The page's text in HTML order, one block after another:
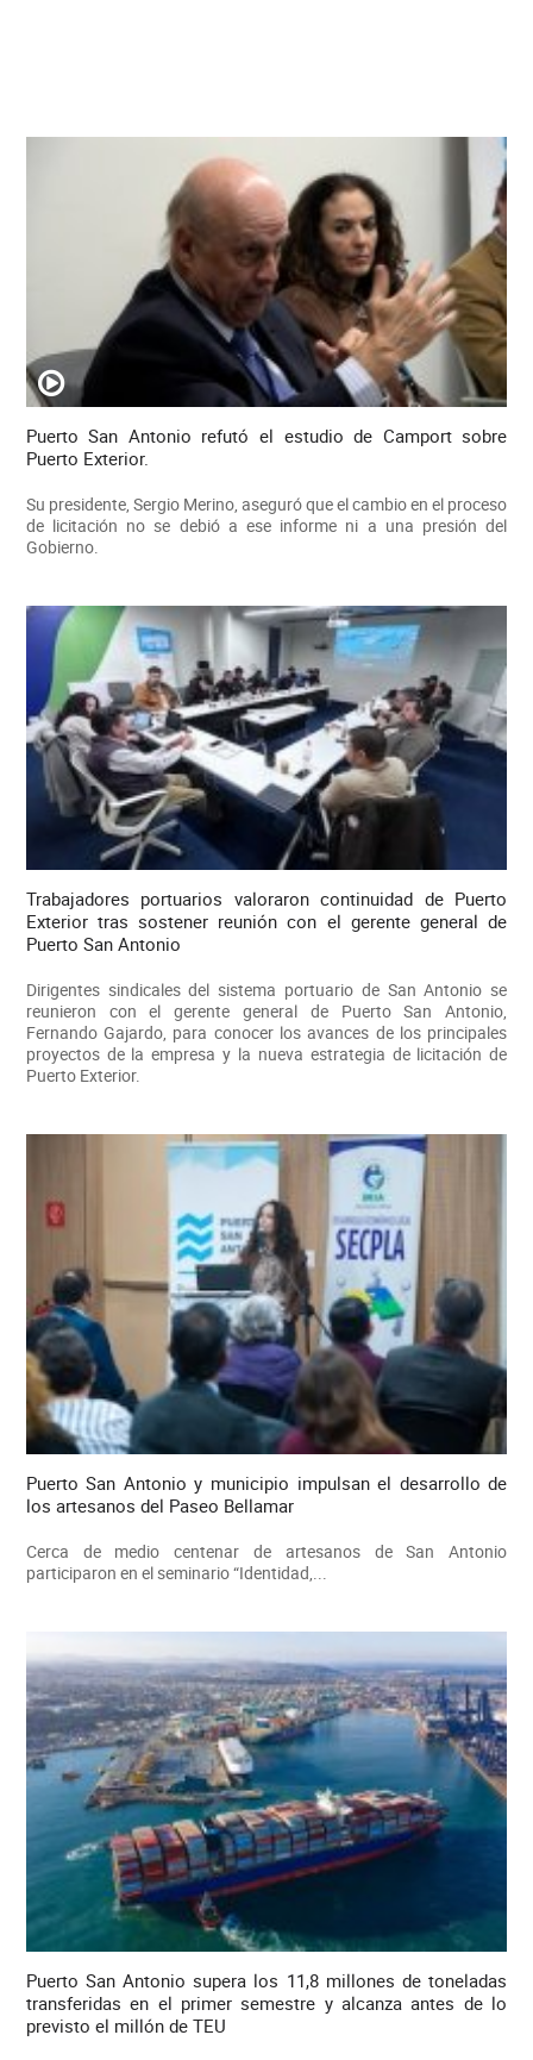
Puerto San Antonio refutó el estudio de Camport sobre
Puerto Exterior.
Su presidente, Sergio Merino, aseguró que el cambio en el proceso
de licitación no se debió a ese informe ni a una presión del
Gobierno.
Trabajadores portuarios valoraron continuidad de Puerto
Exterior tras sostener reunión con el gerente general de
Puerto San Antonio
Dirigentes sindicales del sistema portuario de San Antonio se
reunieron con el gerente general de Puerto San Antonio,
Fernando Gajardo, para conocer los avances de los principales
proyectos de la empresa y la nueva estrategia de licitación de
Puerto Exterior.
Puerto San Antonio y municipio impulsan el desarrollo de
los artesanos del Paseo Bellamar
Cerca de medio centenar de artesanos de San Antonio
participaron en el seminario “Identidad,...
Puerto San Antonio supera los 11,8 millones de toneladas
transferidas en el primer semestre y alcanza antes de lo
previsto el millón de TEU